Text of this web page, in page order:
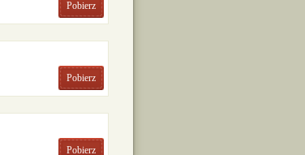
Pobierz
Pobierz
Pobierz